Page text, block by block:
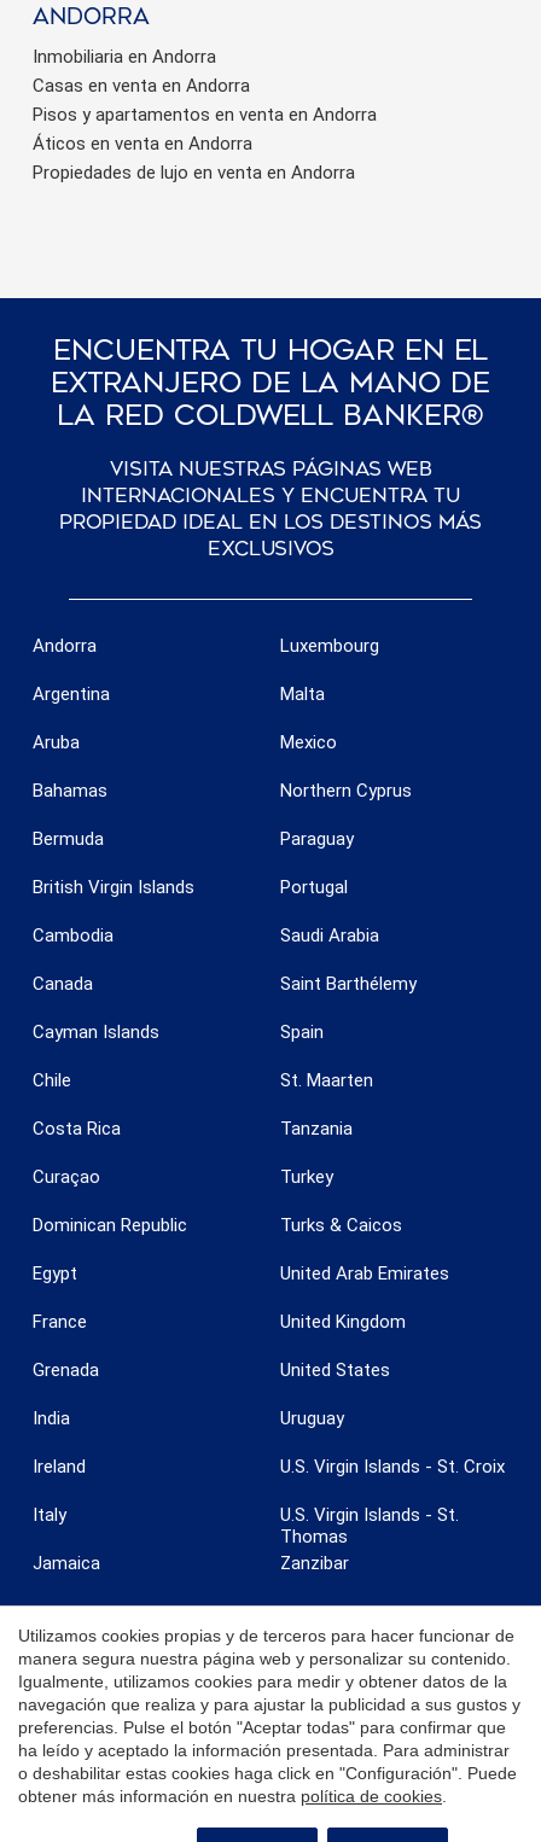
Andorra
Inmobiliaria en Andorra
Casas en venta en Andorra
Pisos y apartamentos en venta en Andorra
Áticos en venta en Andorra
Propiedades de lujo en venta en Andorra
Encuentra Tu Hogar En El
Extranjero De La Mano De
La Red Coldwell Banker®
Visita nuestras páginas web
internacionales y encuentra tu
propiedad ideal en los destinos más
exclusivos
Andorra
Argentina
Aruba
Bahamas
Bermuda
British Virgin Islands
Cambodia
Canada
Cayman Islands
Chile
Costa Rica
Curaçao
Dominican Republic
Egypt
France
Grenada
India
Ireland
Italy
Jamaica
Luxembourg
Malta
Mexico
Northern Cyprus
Paraguay
Portugal
Saudi Arabia
Saint Barthélemy
Spain
St. Maarten
Tanzania
Turkey
Turks & Caicos
United Arab Emirates
United Kingdom
United States
Uruguay
U.S. Virgin Islands - St. Croix
U.S. Virgin Islands - St.
Thomas
Zanzibar
© 2026 Coldwell Banker. Todos los derechos reservados. Coldwell
Banker y los logotipos de Coldwell Banker son marcas registradas de
Coldwell Banker Real Estate LLC. Cada oficina es independiente y
opera de manera independiente.
Utilizamos cookies propias y de terceros para hacer funcionar de
manera segura nuestra página web y personalizar su contenido.
Igualmente, utilizamos cookies para medir y obtener datos de la
navegación que realiza y para ajustar la publicidad a sus gustos y
preferencias. Pulse el botón "Aceptar todas" para confirmar que
ha leído y aceptado la información presentada. Para administrar
o deshabilitar estas cookies haga click en "Configuración". Puede
obtener más información en nuestra política de cookies